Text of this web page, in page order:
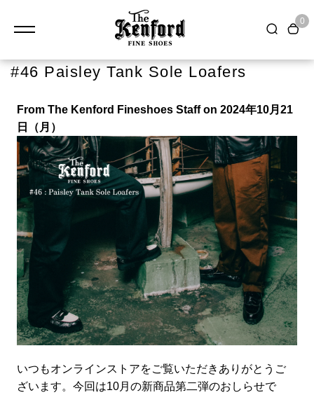
0
#46 Paisley Tank Sole Loafers
From The Kenford Fineshoes Staff on 2024年10月21
日（月）
いつもオンラインストアをご覧いただきありがとうご
ざいます。今回は10月の新商品第二弾のおしらせで